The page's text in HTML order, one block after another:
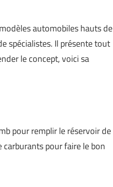
automobiles hauts de
spécialistes. Il présente tout
le concept, voici sa
pour remplir le réservoir de
pour faire le bon